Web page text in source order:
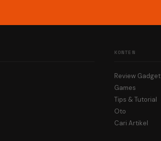
KONTEN
Review Gadget
Games
Tips & Tutorial
Oto
Cari Artikel